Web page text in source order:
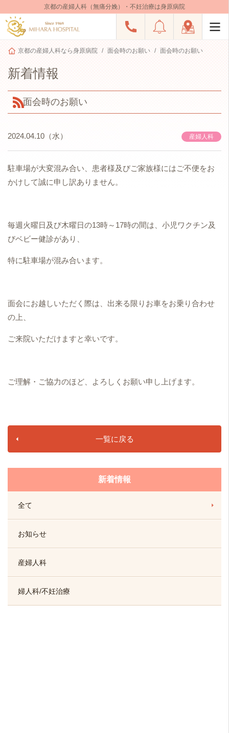
京都の産婦人科（無痛分娩）・不妊治療は身原病院
京都の産婦人科なら身原病院 面会時のお願い 面会時のお願い
新着情報
面会時のお願い
2024.04.10（水） 産婦人科
駐車場が大変混み合い、患者様及びご家族様にはご不便をお
かけして誠に申し訳ありません。
毎週火曜日及び木曜日の13時～17時の間は、小児ワクチン及
びベビー健診があり、
特に駐車場が混み合います。
面会にお越しいただく際は、出来る限りお車をお乗り合わせ
の上、
ご来院いただけますと幸いです。
ご理解・ご協力のほど、よろしくお願い申し上げます。
一覧に戻る
新着情報
全て
お知らせ
産婦人科
婦人科/不妊治療